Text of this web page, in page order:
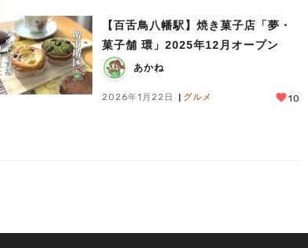
【百舌鳥八幡駅】焼き菓子店「夢・
菓子舗 環」2025年12月オープン
あかね
2026年1月22日 グルメ 10